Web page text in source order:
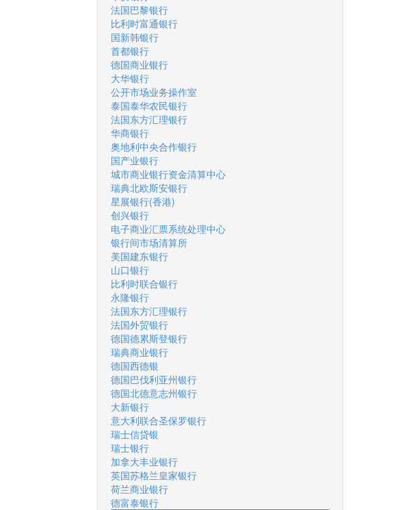
法国巴黎银行
比利时富通银行
国新韩银行
首都银行
德国商业银行
大华银行
公开市场业务操作室
泰国泰华农民银行
法国东方汇理银行
华商银行
奥地利中央合作银行
国产业银行
城市商业银行资金清算中心
瑞典北欧斯安银行
星展银行(香港)
创兴银行
电子商业汇票系统处理中心
银行间市场清算所
美国建东银行
山口银行
比利时联合银行
永隆银行
法国东方汇理银行
法国外贸银行
德国德累斯登银行
瑞典商业银行
德国西德银
德国巴伐利亚州银行
德国北德意志州银行
大新银行
意大利联合圣保罗银行
瑞士信贷银
瑞士银行
加拿大丰业银行
英国苏格兰皇家银行
荷兰商业银行
德富泰银行